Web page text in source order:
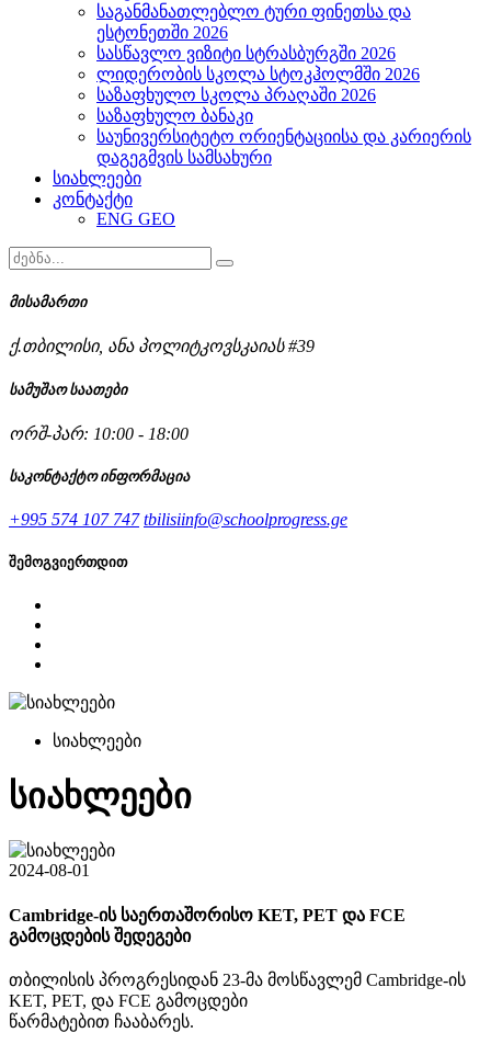
საგანმანათლებლო ტური ფინეთსა და
ესტონეთში 2026
სასწავლო ვიზიტი სტრასბურგში 2026
ლიდერობის სკოლა სტოკჰოლმში 2026
საზაფხულო სკოლა პრაღაში 2026
საზაფხულო ბანაკი
საუნივერსიტეტო ორიენტაციისა და კარიერის
დაგეგმვის სამსახური
სიახლეები
კონტაქტი
ENG GEO
მისამართი
ქ.თბილისი, ანა პოლიტკოვსკაიას #39
სამუშაო საათები
ორშ-პარ: 10:00 - 18:00
საკონტაქტო ინფორმაცია
+995 574 107 747 tbilisiinfo@schoolprogress.ge
შემოგვიერთდით
სიახლეები
სიახლეები
2024-08-01
Cambridge-ის საერთაშორისო KET, PET და FCE
გამოცდების შედეგები
თბილისის პროგრესიდან 23-მა მოსწავლემ Cambridge-ის
KET, PET, და FCE გამოცდები
წარმატებით ჩააბარეს.